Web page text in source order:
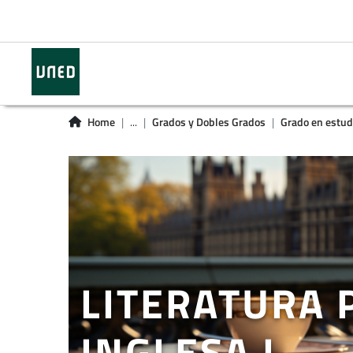
Home ... Grados y Dobles Grados Grado en
LITERATURA